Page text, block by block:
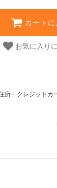
カートに
お気に入り
所・クレジットカ